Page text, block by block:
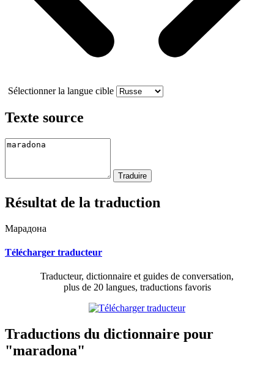
Sélectionner la langue cible
Texte source
Résultat de la traduction
Марадона
Télécharger traducteur
Traducteur, dictionnaire et guides de conversation,
plus de 20 langues, traductions favoris
Traductions du dictionnaire pour
"maradona"